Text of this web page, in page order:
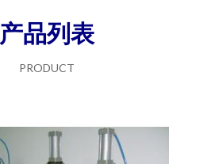
产品列表
PRODUCT